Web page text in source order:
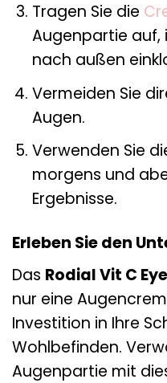
Tragen Sie die
Augenpartie auf,
nach außen
Vermeiden Sie
Augen.
Verwenden Sie
morgens und
Ergebnisse.
Erleben Sie den
Das Rodial Vit C
nur eine
Investition in Ihre
Wohlbefinden.
Augenpartie mit